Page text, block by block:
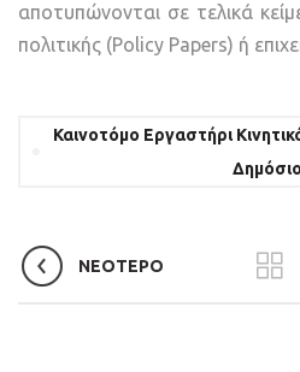
αποτυπώνονται σε τελικά
πολιτικής (Policy Papers) ή
Καινοτόμο Εργαστήρι
Δημόσιο
ΝΕΟΤΕΡΟ